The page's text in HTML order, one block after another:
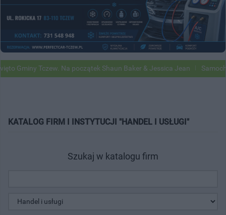
Gminy Tczew. Na początek Shaun Baker & Jessica Jean
KATALOG FIRM I INSTYTUCJI "HANDEL I USŁUGI"
Szukaj w katalogu firm